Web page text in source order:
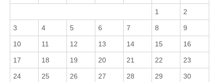
1 2
3 4 5 6 7 8 9
10 11 12 13 14 15 16
17 18 19 20 21 22 23
24 25 26 27 28 29 30